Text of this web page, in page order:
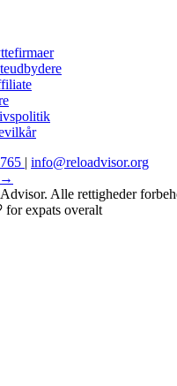
| info@reloadvisor.org
→
Alle rettigheder
for expats overalt